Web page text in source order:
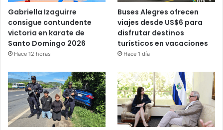
Gabriella Izaguirre
consigue contundente
victoria en karate de
Santo Domingo 2026
Hace 12 horas
Buses Alegres ofrecen
viajes desde US$6 para
disfrutar destinos
turísticos en vacaciones
Hace 1 día